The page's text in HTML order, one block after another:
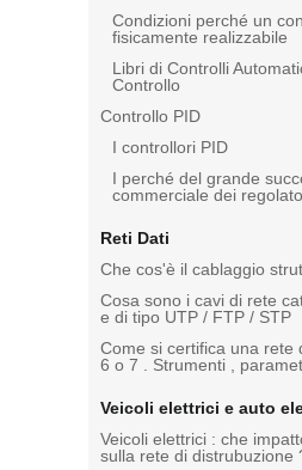
Condizioni perché un
fisicamente realizzabile
Libri di Controlli
Controllo
Controllo PID
I controllori PID
I perché del grande
commerciale dei
Reti Dati
Che cos'è il cablaggio
Cosa sono i cavi di rete
e di tipo UTP / FTP / STP
Come si certifica una rete
6 o 7 . Strumenti ,
Veicoli elettrici e auto
Veicoli elettrici : che
sulla rete di distrubuzione